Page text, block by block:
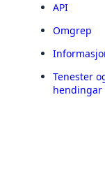
API
Omgrep
Tenester
hendingar